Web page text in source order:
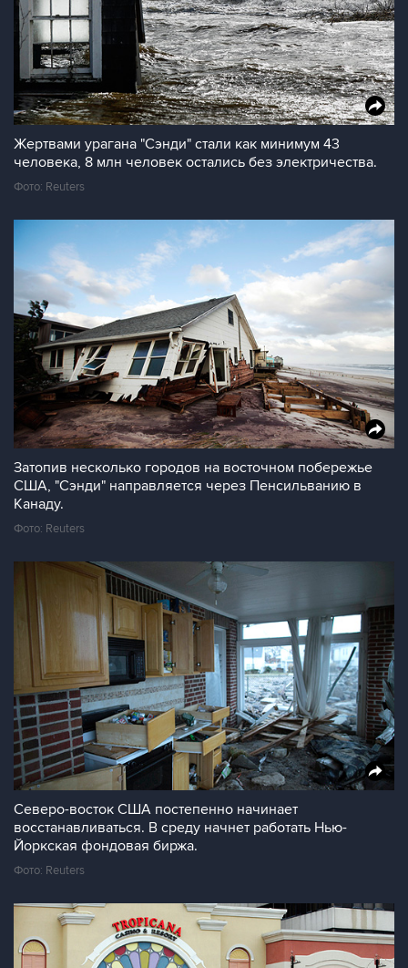
Жертвами урагана "Сэнди" стали как минимум 43
человека, 8 млн человек остались без электричества.
Фото: Reuters
Затопив несколько городов на восточном побережье
США, "Сэнди" направляется через Пенсильванию в
Канаду.
Фото: Reuters
Северо-восток США постепенно начинает
восстанавливаться. В среду начнет работать Нью-
Йоркская фондовая биржа.
Фото: Reuters